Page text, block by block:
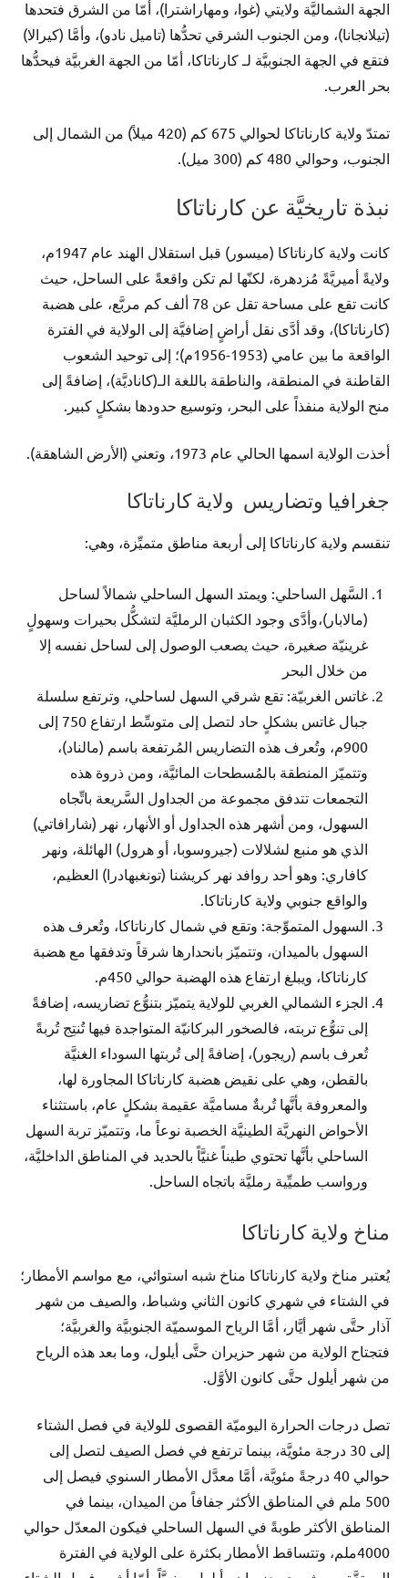
الجهة الشماليَّة ولايتي (غوا، ومهاراشترا)، أمّا من الشرق فتحدها
(تيلانجانا)، ومن الجنوب الشرقي تحدُّها (تاميل نادو)، وأمَّا (كيرالا)
فتقع في الجهة الجنوبيَّة لـ كارناتاكا، أمّا من الجهة الغربيَّة فيحدُّها
بحر العرب.
تمتدّ ولاية كارناتاكا لحوالي 675 كم (420 ميلاً) من الشمال إلى
الجنوب، وحوالي 480 كم (300 ميل).
نبذة تاريخيَّة عن كارناتاكا
كانت ولاية كارناتاكا (ميسور) قبل استقلال الهند عام 1947م،
ولايةً أميريَّةً مُزدهرة، لكنّها لم تكن واقعةً على الساحل، حيث
كانت تقع على مساحة تقل عن 78 ألف كم مربَّع، على هضبة
(كارناتاكا)، وقد أدَّى نقل أراضٍ إضافيَّة إلى الولاية في الفترة
الواقعة ما بين عامي (1953-1956م)؛ إلى توحيد الشعوب
القاطنة في المنطقة، والناطقة باللغة الـ(كاناديَّة)، إضافةً إلى
منح الولاية منفذاً على البحر، وتوسيع حدودها بشكلٍ كبير.
أخذت الولاية اسمها الحالي عام 1973، وتعني (الأرض الشاهقة).
جغرافيا وتضاريس ولاية كارناتاكا
تنقسم ولاية كارناتاكا إلى أربعة مناطق متميِّزة، وهي:
السَّهل الساحلي: ويمتد السهل الساحلي شمالاً لساحل
(مالابار)،وأدَّى وجود الكثبان الرمليَّة لتشكُّل بحيرات وسهولٍ
غرينيّة صغيرة، حيث يصعب الوصول إلى لساحل نفسه إلا
من خلال البحر
غاتس الغربيّة: تقع شرقي السهل لساحلي، وترتفع سلسلة
جبال غاتس بشكلٍ حاد لتصل إلى متوسِّط ارتفاع 750 إلى
900م، وتُعرف هذه التضاريس المُرتفعة باسم (مالناد)،
وتتميّز المنطقة بالمُسطحات المائيَّة، ومن ذروة هذه
التجمعات تتدفق مجموعة من الجداول السَّريعة باتِّجاه
السهول، ومن أشهر هذه الجداول أو الأنهار، نهر (شارافاتي)
الذي هو منبع لشلالات (جيروسوبا، أو هرول) الهائلة، ونهر
كافاري: وهو أحد روافد نهر كريشنا (تونغبهادرا) العظيم،
والواقع جنوبي ولاية كارناتاكا.
السهول المتموِّجة: وتقع في شمال كارناتاكا، وتُعرف هذه
السهول بالميدان، وتتميّز بانحدارها شرقاً وتدفقها مع هضبة
كارناتاكا، ويبلغ ارتفاع هذه الهضبة حوالي 450م.
الجزء الشمالي الغربي للولاية يتميّز بتنوُّع تضاريسه، إضافةً
إلى تنوُّع تربته، فالصخور البركانيّة المتواجدة فيها تُنتِج تُربةً
تُعرف باسم (ريجور)، إضافةً إلى تُربتها السوداء الغنيَّة
بالقطن، وهي على نقيض هضبة كارناتاكا المجاورة لها،
والمعروفة بأنَّها تُربةٌ مساميَّة عقيمة بشكلٍ عام، باستثناء
الأحواض النهريَّة الطينيَّة الخصبة نوعاً ما، وتتميّز تربة السهل
الساحلي بأنَّها تحتوي طيناً غنيَّاً بالحديد في المناطق الداخليَّة،
ورواسب طميِّية رمليَّة باتجاه الساحل.
مناخ ولاية كارناتاكا
يُعتبر مناخ ولاية كارناتاكا مناخ شبه استوائي، مع مواسم الأمطار؛
في الشتاء في شهري كانون الثاني وشباط، والصيف من شهر
آذار حتَّى شهر أيَّار، أمَّا الرياح الموسميّة الجنوبيَّة والغربيَّة؛
فتجتاح الولاية من شهر حزيران حتَّى أيلول، وما بعد هذه الرياح
من شهر أيلول حتَّى كانون الأوَّل.
تصل درجات الحرارة اليوميّة القصوى للولاية في فصل الشتاء
إلى 30 درجة مئويَّة، بينما ترتفع في فصل الصيف لتصل إلى
حوالي 40 درجةً مئويَّة، أمَّا معدَّل الأمطار السنوي فيصل إلى
500 ملم في المناطق الأكثر جفافاً من الميدان، بينما في
المناطق الأكثر طوبةً في السهل الساحلي فيكون المعدّل حوالي
4000ملم، وتتساقط الأمطار بكثرة على الولاية في الفترة